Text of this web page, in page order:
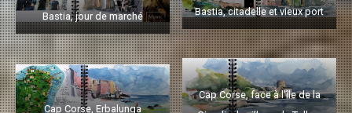
Bastia, jour de marché Bastia, citadelle et vieux port
Cap Corse, Erbalunga
Cap Corse, face à l’île de la